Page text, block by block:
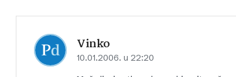
Vinko
10.01.2006. u 22:20